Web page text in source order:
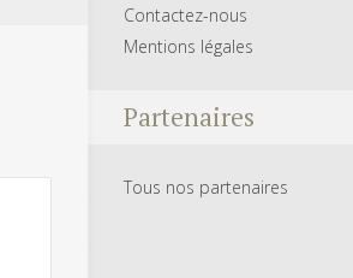
Contactez-nous
Mentions légales
Partenaires
Tous nos partenaires